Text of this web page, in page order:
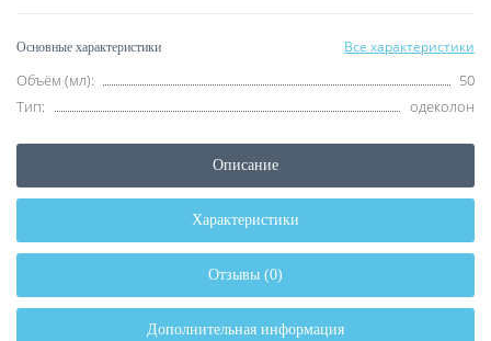
Основные характеристики Все характеристики
Объём (мл):
50
Тип:
одеколон
Описание
Характеристики
Отзывы (0)
Дополнительная информация